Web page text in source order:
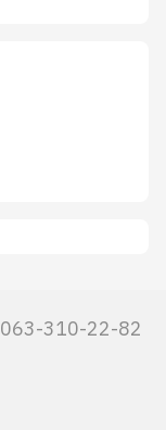
063-310-22-82